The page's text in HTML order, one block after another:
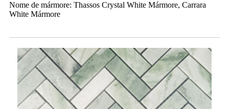
Nome de mármore: Thassos Crystal White Mármore, Carrara
White Mármore